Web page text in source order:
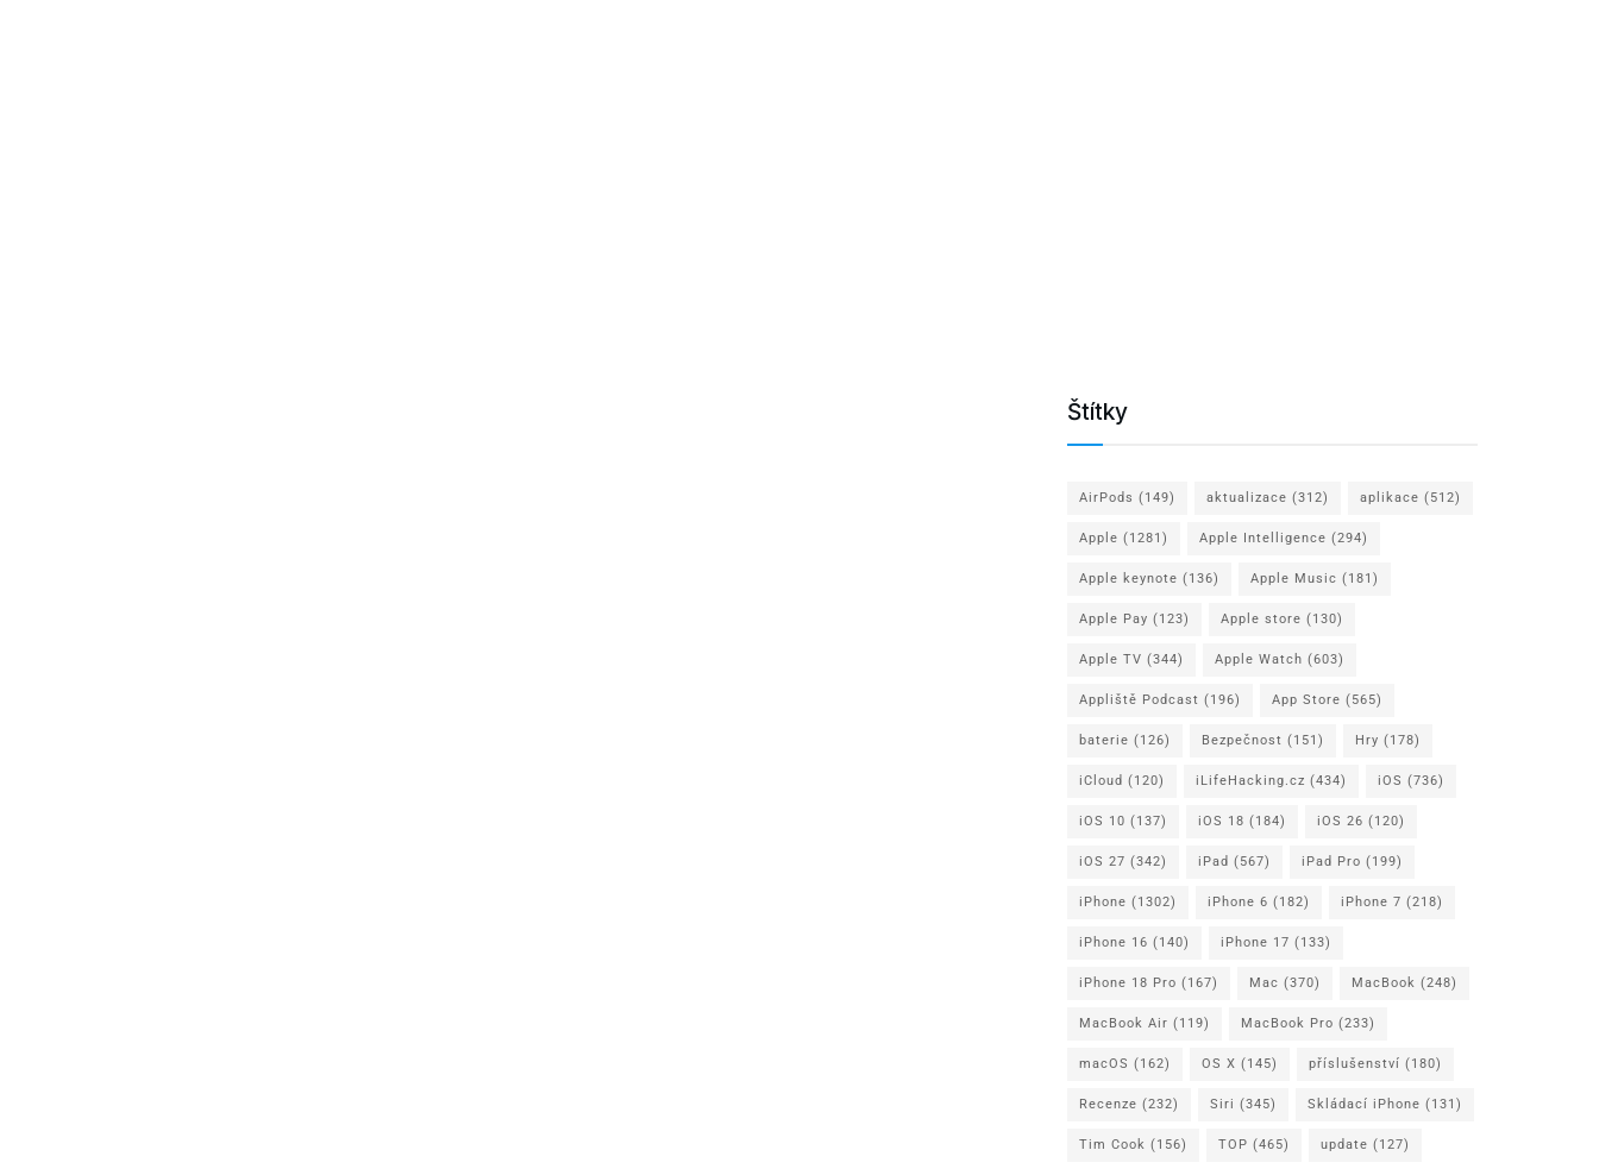
Štítky
AirPods (149) aktualizace (312) aplikace (512)
Apple (1281) Apple Intelligence (294)
Apple keynote (136) Apple Music (181)
Apple Pay (123) Apple store (130)
Apple TV (344) Apple Watch (603)
Appliště Podcast (196) App Store (565)
baterie (126) Bezpečnost (151) Hry (178)
iCloud (120) iLifeHacking.cz (434) iOS (736)
iOS 10 (137) iOS 18 (184) iOS 26 (120)
iOS 27 (342) iPad (567) iPad Pro (199)
iPhone (1302) iPhone 6 (182) iPhone 7 (218)
iPhone 16 (140) iPhone 17 (133)
iPhone 18 Pro (167) Mac (370) MacBook (248)
MacBook Air (119) MacBook Pro (233)
macOS (162) OS X (145) příslušenství (180)
Recenze (232) Siri (345) Skládací iPhone (131)
Tim Cook (156) TOP (465) update (127)